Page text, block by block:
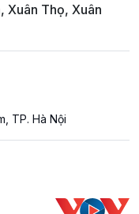
Xuân Thọ, Xuân
TP. Hà Nội